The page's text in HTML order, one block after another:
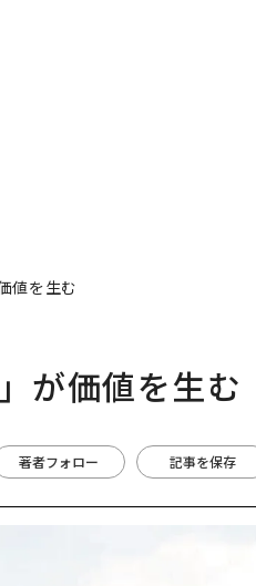
値を生む
が価値を生む
著者フォロー 記事を保存